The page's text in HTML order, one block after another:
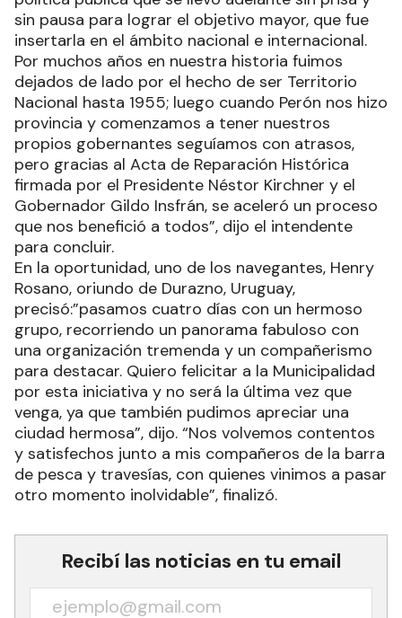
sin pausa para lograr el objetivo mayor, que fue
insertarla en el ámbito nacional e internacional.
Por muchos años en nuestra historia fuimos
dejados de lado por el hecho de ser Territorio
Nacional hasta 1955; luego cuando Perón nos hizo
provincia y comenzamos a tener nuestros
propios gobernantes seguíamos con atrasos,
pero gracias al Acta de Reparación Histórica
firmada por el Presidente Néstor Kirchner y el
Gobernador Gildo Insfrán, se aceleró un proceso
que nos benefició a todos”, dijo el intendente
para concluir.
En la oportunidad, uno de los navegantes, Henry
Rosano, oriundo de Durazno, Uruguay,
precisó:”pasamos cuatro días con un hermoso
grupo, recorriendo un panorama fabuloso con
una organización tremenda y un compañerismo
para destacar. Quiero felicitar a la Municipalidad
por esta iniciativa y no será la última vez que
venga, ya que también pudimos apreciar una
ciudad hermosa”, dijo. “Nos volvemos contentos
y satisfechos junto a mis compañeros de la barra
de pesca y travesías, con quienes vinimos a pasar
otro momento inolvidable”, finalizó.
Recibí las noticias en tu email